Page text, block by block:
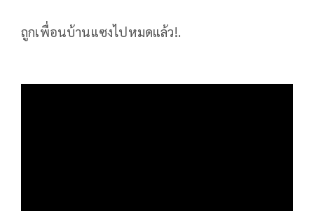
ถูกเพื่อนบ้านแซงไปหมดแล้ว!.